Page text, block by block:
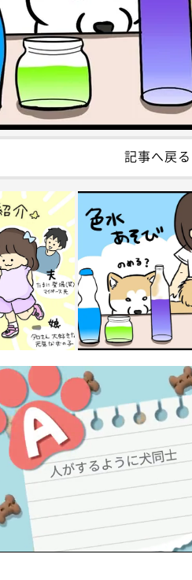
記事へ戻る